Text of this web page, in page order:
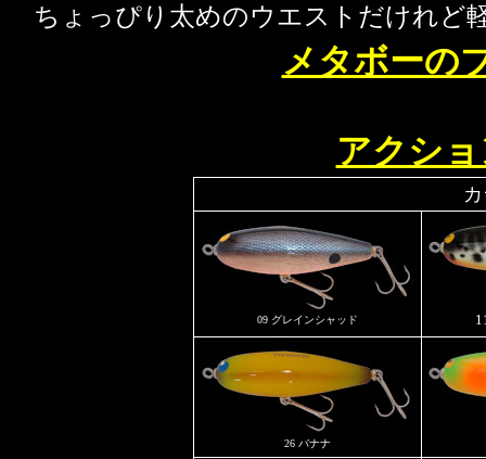
ちょっぴり太めのウエストだけれど
メタボーの
アクシ
09 グレインシャッド
26 バナナ